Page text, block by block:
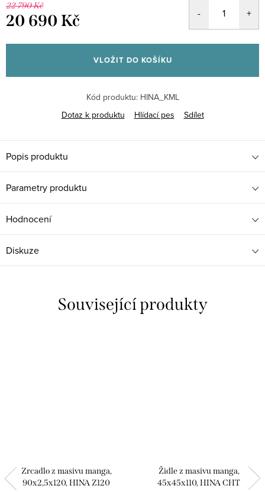
22 790 Kč
20 690 Kč
cena:
VLOŽIT DO KOŠÍKU
Kód produktu: HINA_KML
Dotaz k produktu
Hlídací pes Sdílet
Popis produktu
Parametry produktu
Hodnocení
Diskuze
Související produkty
Zrcadlo z masivu manga,
90x2,5x120, HINA Z120
Židle z masivu manga,
45x45x110, HINA CHT